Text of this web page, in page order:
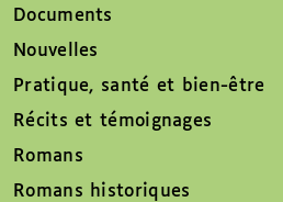
Documents
Nouvelles
Pratique, santé et bien-être
Récits et témoignages
Romans
Romans historiques